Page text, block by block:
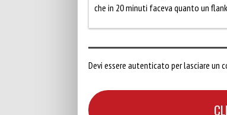
che in 20 minuti faceva quanto un
Devi essere autenticato per lasciare un